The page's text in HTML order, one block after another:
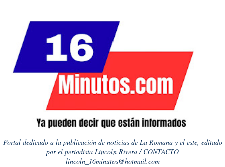
Portal dedicado a la publicación de noticias de La Romana y el este, editado
por el periodista Lincoln Rivera / CONTACTO
lincoln_16minutos@hotmail.com